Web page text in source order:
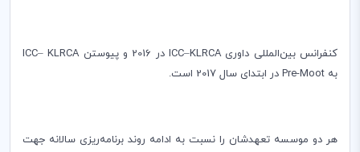
کنفرانس بین‌‌المللی داوری KLRCA
­–
ICCدر ­2016 و پیوستن KLRCA­
–
ICC
به Pre-Moot در ابتدای سال 2017 است.
هر دو موسسه تعهدشان را نسبت به ادامه روند برنامه‌ریزی سالانه جهت